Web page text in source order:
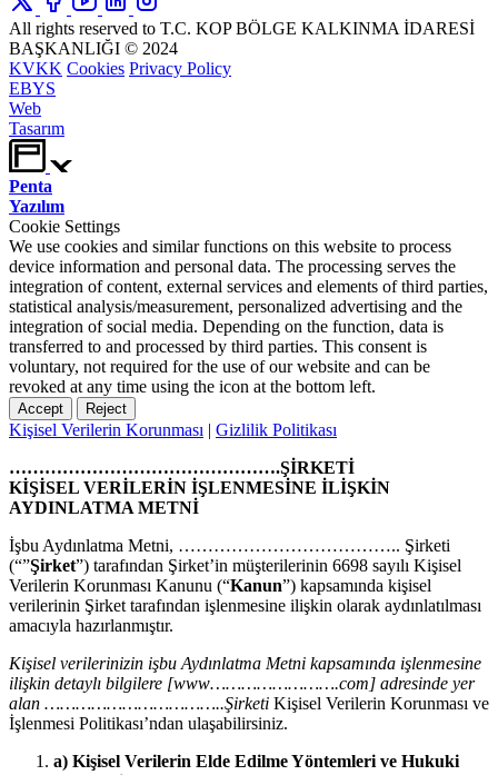
All rights reserved to T.C. KOP BÖLGE KALKINMA İDARESİ
BAŞKANLIĞI © 2024
KVKK Cookies Privacy Policy
EBYS
Web
Tasarım
Penta
Yazılım
Cookie Settings
We use cookies and similar functions on this website to process
device information and personal data. The processing serves the
integration of content, external services and elements of third parties,
statistical analysis/measurement, personalized advertising and the
integration of social media. Depending on the function, data is
transferred to and processed by third parties. This consent is
voluntary, not required for the use of our website and can be
revoked at any time using the icon at the bottom left.
Accept Reject
Kişisel Verilerin Korunması | Gizlilik Politikası
……………………………………….ŞİRKETİ
KİŞİSEL VERİLERİN İŞLENMESİNE İLİŞKİN
AYDINLATMA METNİ
İşbu Aydınlatma Metni, ……………………………….. Şirketi
(“”Şirket”) tarafından Şirket’in müşterilerinin 6698 sayılı Kişisel
Verilerin Korunması Kanunu (“Kanun”) kapsamında kişisel
verilerinin Şirket tarafından işlenmesine ilişkin olarak aydınlatılması
amacıyla hazırlanmıştır.
Kişisel verilerinizin işbu Aydınlatma Metni kapsamında işlenmesine
ilişkin detaylı bilgilere [www…………………….com] adresinde yer
alan ……………………………..Şirketi Kişisel Verilerin Korunması ve
İşlenmesi Politikası’ndan ulaşabilirsiniz.
a) Kişisel Verilerin Elde Edilme Yöntemleri ve Hukuki